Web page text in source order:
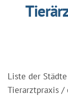
Liste der
Tierarztpraxis /